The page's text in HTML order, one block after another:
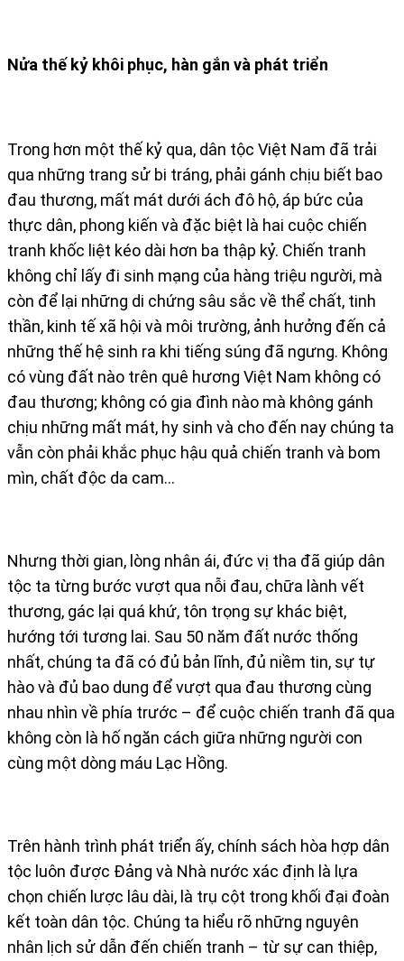
Nửa thế kỷ khôi phục, hàn gắn và phát triển
Trong hơn một thế kỷ qua, dân tộc Việt Nam đã trải
qua những trang sử bi tráng, phải gánh chịu biết bao
đau thương, mất mát dưới ách đô hộ, áp bức của
thực dân, phong kiến và đặc biệt là hai cuộc chiến
tranh khốc liệt kéo dài hơn ba thập kỷ. Chiến tranh
không chỉ lấy đi sinh mạng của hàng triệu người, mà
còn để lại những di chứng sâu sắc về thể chất, tinh
thần, kinh tế xã hội và môi trường, ảnh hưởng đến cả
những thế hệ sinh ra khi tiếng súng đã ngưng. Không
có vùng đất nào trên quê hương Việt Nam không có
đau thương; không có gia đình nào mà không gánh
chịu những mất mát, hy sinh và cho đến nay chúng ta
vẫn còn phải khắc phục hậu quả chiến tranh và bom
mìn, chất độc da cam…
Nhưng thời gian, lòng nhân ái, đức vị tha đã giúp dân
tộc ta từng bước vượt qua nỗi đau, chữa lành vết
thương, gác lại quá khứ, tôn trọng sự khác biệt,
hướng tới tương lai. Sau 50 năm đất nước thống
nhất, chúng ta đã có đủ bản lĩnh, đủ niềm tin, sự tự
hào và đủ bao dung để vượt qua đau thương cùng
nhau nhìn về phía trước – để cuộc chiến tranh đã qua
không còn là hố ngăn cách giữa những người con
cùng một dòng máu Lạc Hồng.
Trên hành trình phát triển ấy, chính sách hòa hợp dân
tộc luôn được Đảng và Nhà nước xác định là lựa
chọn chiến lược lâu dài, là trụ cột trong khối đại đoàn
kết toàn dân tộc. Chúng ta hiểu rõ những nguyên
nhân lịch sử dẫn đến chiến tranh – từ sự can thiệp,